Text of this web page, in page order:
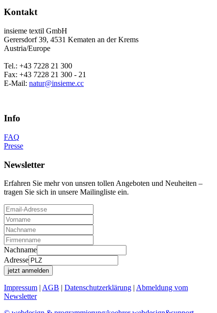
Kontakt
insieme textil GmbH
Gerersdorf 39, 4531 Kematen an der Krems
Austria/Europe
Tel.: +43 7228 21 300
Fax: +43 7228 21 300 - 21
E-Mail: natur@insieme.cc
Info
FAQ
Presse
Newsletter
Erfahren Sie mehr von unsren tollen Angeboten und Neuheiten –
tragen Sie sich in unsere Mailingliste ein.
Nachname
Adresse
Impressum AGB Datenschutzerklärung Abmeldung vom
Newsletter